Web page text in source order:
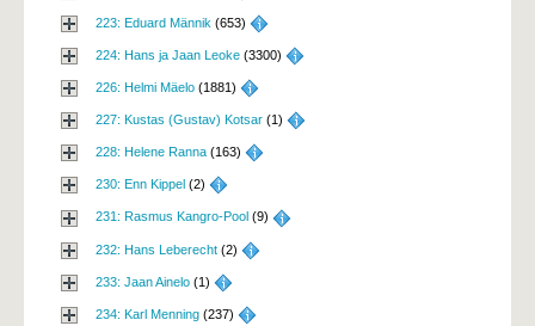
223: Eduard Männik (653)
224: Hans ja Jaan Leoke (3300)
226: Helmi Mäelo (1881)
227: Kustas (Gustav) Kotsar (1)
228: Helene Ranna (163)
230: Enn Kippel (2)
231: Rasmus Kangro-Pool (9)
232: Hans Leberecht (2)
233: Jaan Ainelo (1)
234: Karl Menning (237)